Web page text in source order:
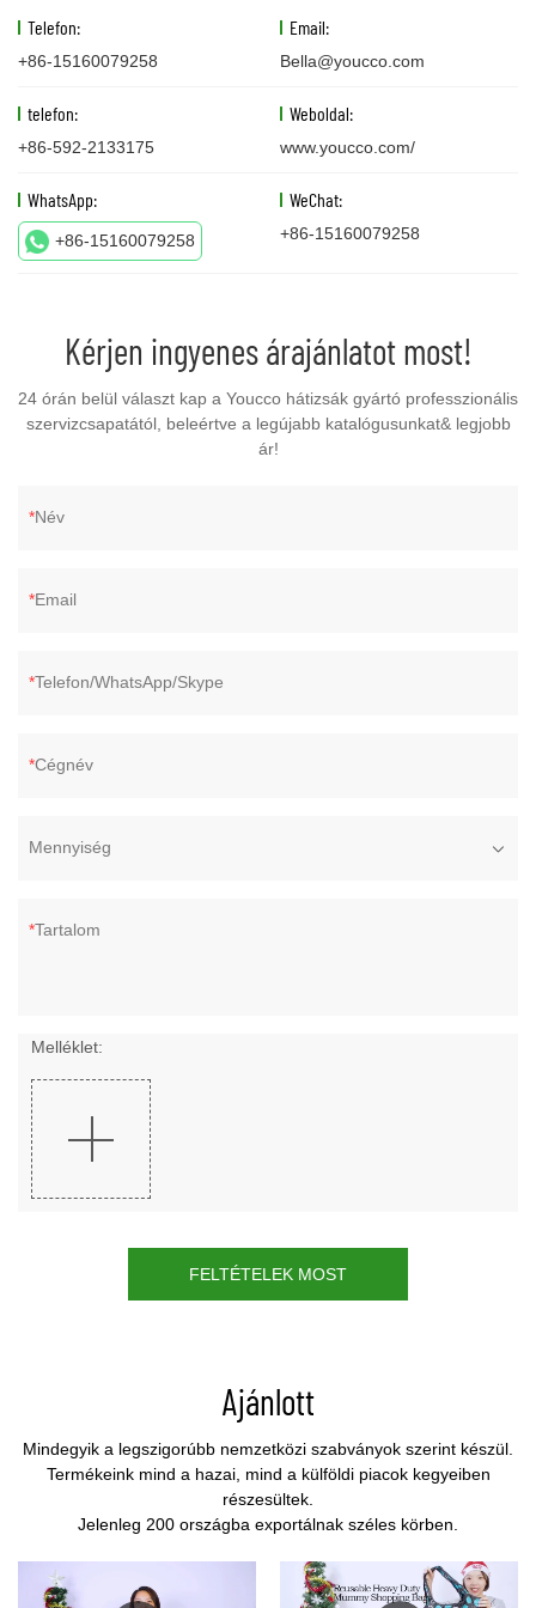
Telefon:
+86-15160079258
Email:
Bella@youcco.com
telefon:
+86-592-2133175
Weboldal:
www.youcco.com/
WhatsApp:
+86-15160079258
WeChat:
+86-15160079258
Kérjen ingyenes árajánlatot most!
24 órán belül választ kap a Youcco hátizsák gyártó professzionális
szervizcsapatától, beleértve a legújabb katalógusunkat& legjobb
ár!
Név
Email
Telefon/WhatsApp/Skype
Cégnév
Mennyiség
Tartalom
Melléklet:
FELTÉTELEK MOST
Ajánlott
Mindegyik a legszigorúbb nemzetközi szabványok szerint készül.
Termékeink mind a hazai, mind a külföldi piacok kegyeiben
részesültek.
Jelenleg 200 országba exportálnak széles körben.